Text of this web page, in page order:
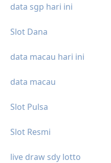
data sgp hari ini
Slot Dana
data macau hari ini
data macau
Slot Pulsa
Slot Resmi
live draw sdy lotto